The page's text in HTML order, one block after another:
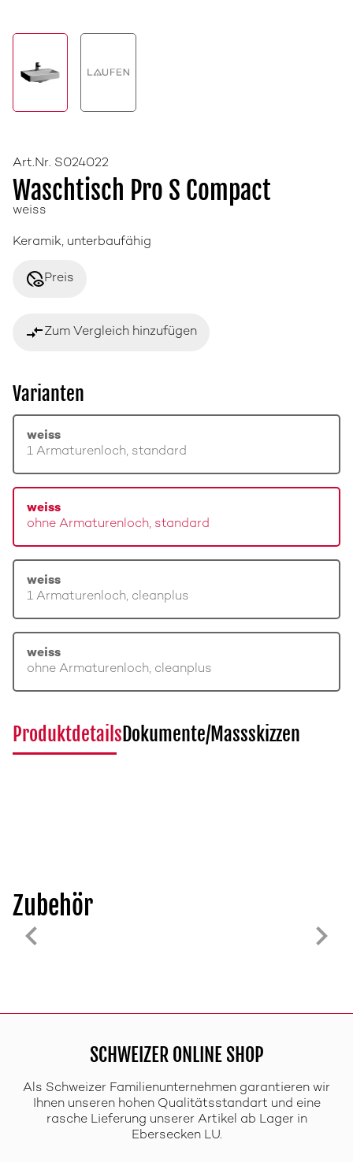
Art.Nr. S024022
Waschtisch Pro S Compact
weiss
Keramik, unterbaufähig
disabled_visiblePreis
compare_arrowsZum Vergleich hinzufügen
Varianten
weiss
1 Armaturenloch, standard
weiss
ohne Armaturenloch, standard
weiss
1 Armaturenloch, cleanplus
weiss
ohne Armaturenloch, cleanplus
ProduktdetailsDokumente/Massskizzen
Zubehör
SCHWEIZER ONLINE SHOP
Als Schweizer Familienunternehmen garantieren wir
Ihnen unseren hohen Qualitätsstandart und eine
rasche Lieferung unserer Artikel ab Lager in
Ebersecken LU.